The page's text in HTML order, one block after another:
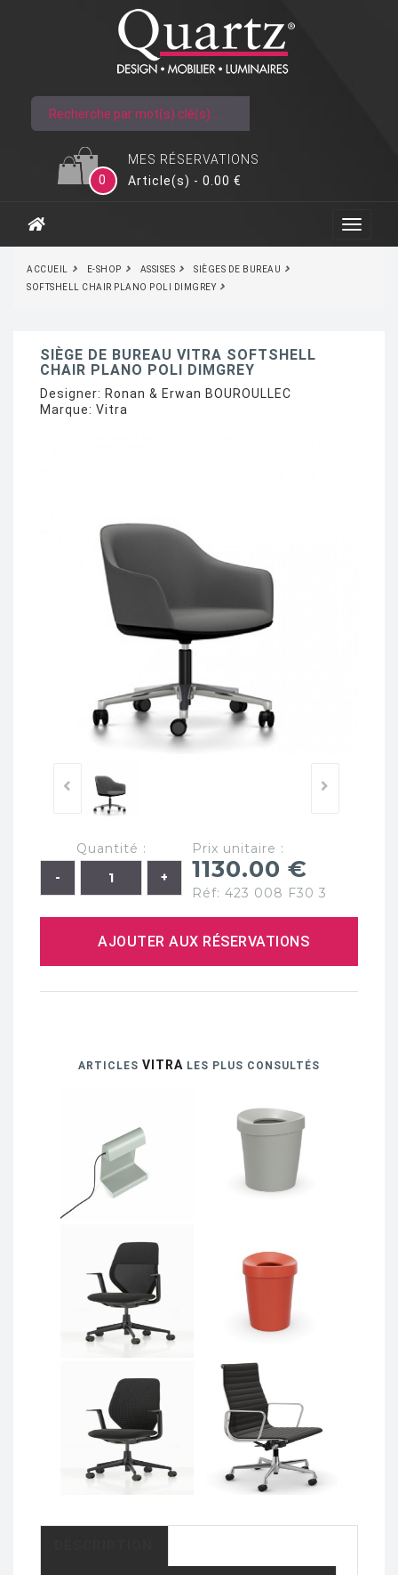
MES RÉSERVATIONS
0
Article(s) - 0.00 €
ACCUEIL E-SHOP ASSISES
SIÈGES DE BUREAU
SOFTSHELL CHAIR PLANO POLI DIMGREY
SIÈGE DE BUREAU VITRA SOFTSHELL
CHAIR PLANO POLI DIMGREY
Designer: Ronan & Erwan BOUROULLEC
Marque: Vitra
Quantité : Prix unitaire :
1130.00 €
Réf: 423 008 F30 3
AJOUTER AUX RÉSERVATIONS
ARTICLES VITRA LES PLUS CONSULTÉS